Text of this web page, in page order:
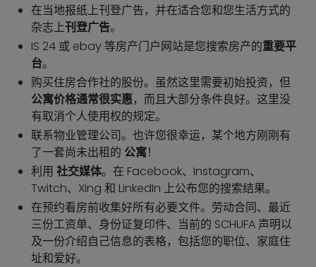
在当地报纸上刊登广告，并在适合您和您生活方式的
杂志上刊登广告。
IS 24 或 ebay 等房产门户网站是您搜索房产的重要平
台。
购买住房合作社的股份。虽然这里需要初始投资，但
公寓价格通常很实惠，而且大部分条件良好。这里没
有取消个人使用权的规定。
联系物业管理公司。也许您很幸运，某个地方刚刚有
了一套尚未出租的 公寓！
利用 社交媒体。在 Facebook、Instagram、
Twitch、Xing 和 LinkedIn 上公布您的搜索结果。
在预约看房前收集好所有必要文件。劳动合同、最近
三份工资单、身份证复印件、当前的 SCHUFA 声明以
及一份介绍自己信息的表格，包括您的职位、家庭住
址和爱好。